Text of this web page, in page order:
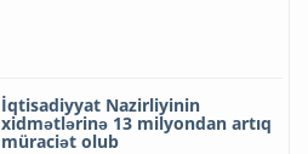
İqtisadiyyat Nazirliyinin
xidmətlərinə 13 milyondan artıq
müraciət olub